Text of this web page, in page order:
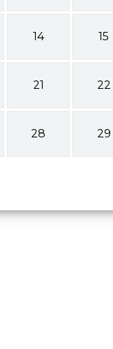
14 15
21 22
28 29